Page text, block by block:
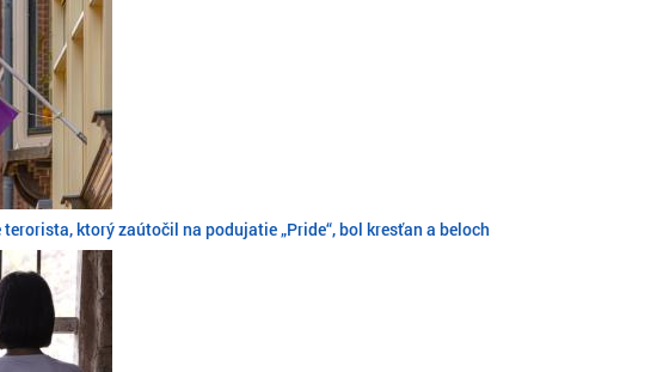
ktorý zaútočil na podujatie „Pride“, bol kresťan a beloch